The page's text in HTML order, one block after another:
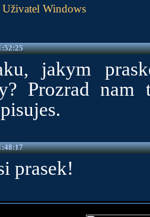
Uživatel Windows
jakym
Prozrad nam
prasek!